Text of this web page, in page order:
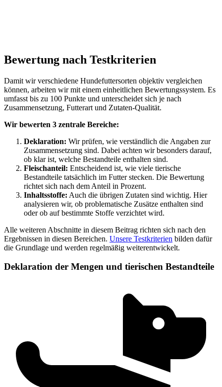
Bewertung nach Testkriterien
Damit wir verschiedene Hundefuttersorten objektiv vergleichen
können, arbeiten wir mit einem einheitlichen Bewertungssystem. Es
umfasst bis zu 100 Punkte und unterscheidet sich je nach
Zusammensetzung, Futterart und Zutaten-Qualität.
Wir bewerten 3 zentrale Bereiche:
Deklaration: Wir prüfen, wie verständlich die Angaben zur
Zusammensetzung sind. Dabei achten wir besonders darauf,
ob klar ist, welche Bestandteile enthalten sind.
Fleischanteil: Entscheidend ist, wie viele tierische
Bestandteile tatsächlich im Futter stecken. Die Bewertung
richtet sich nach dem Anteil in Prozent.
Inhaltsstoffe: Auch die übrigen Zutaten sind wichtig. Hier
analysieren wir, ob problematische Zusätze enthalten sind
oder ob auf bestimmte Stoffe verzichtet wird.
Alle weiteren Abschnitte in diesem Beitrag richten sich nach den
Ergebnissen in diesen Bereichen. Unsere Testkriterien bilden dafür
die Grundlage und werden regelmäßig weiterentwickelt.
Deklaration der Mengen und tierischen Bestandteile